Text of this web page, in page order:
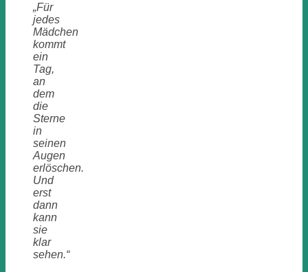
„Für
jedes
Mädchen
kommt
ein
Tag,
an
dem
die
Sterne
in
seinen
Augen
erlöschen.
Und
erst
dann
kann
sie
klar
sehen.“